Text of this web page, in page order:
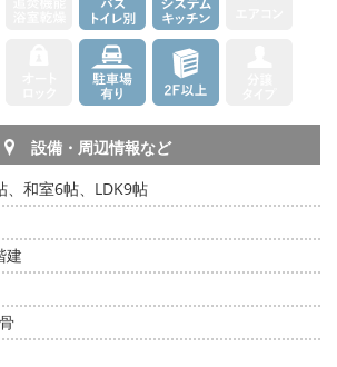
設備・周辺情報など
、和室6帖、LDK9帖
建